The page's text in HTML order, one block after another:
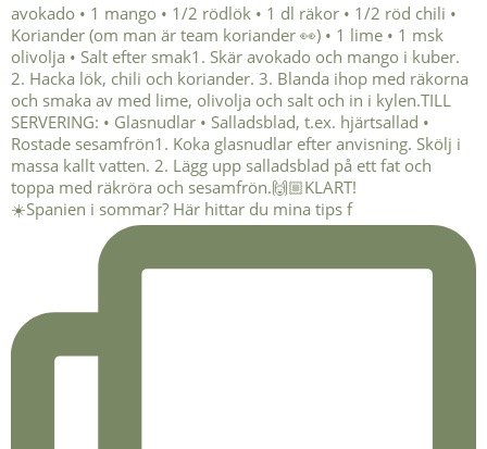
☀️Spanien i sommar? Här hittar du mina tips f